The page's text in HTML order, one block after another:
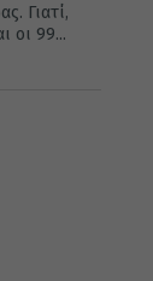
Γιατί,
οι 99...